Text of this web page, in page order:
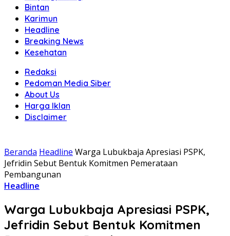
Bintan
Karimun
Headline
Breaking News
Kesehatan
Redaksi
Pedoman Media Siber
About Us
Harga Iklan
Disclaimer
Beranda Headline Warga Lubukbaja Apresiasi PSPK,
Jefridin Sebut Bentuk Komitmen Pemerataan
Pembangunan
Headline
Warga Lubukbaja Apresiasi PSPK,
Jefridin Sebut Bentuk Komitmen